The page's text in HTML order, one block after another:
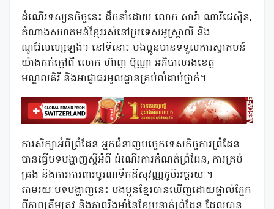
ដំណើរទស្សនកិច្ចនេះ ដឹកនាំដោយ លោក សារ៉ា ណារីជេស៉ិន,
តំណាងសហគមន៍ខ្មែររស់នៅប្រទេសអូស្ត្រាលី និង
ណូវែលហ្សេឡង់។ នៅទីនោះ បងប្អូនបានទទួលការស្វាគមន៍
យ៉ាងកក់ក្តៅពី លោក ហ៊ាញ ប៊ុណ្ណា អភិបាលរងខេត្ត
មណ្ឌលគិរី និងអាជ្ញាធរមូលដ្ឋានគ្រប់លំដាប់ថ្នាក់។
ការសិក្សាអំពីព្រំដែន អ្នកជំនាញបច្ចេកទេសកិច្ចការព្រំដែន
បានធ្វើបទបង្ហាញស្តីអំពី ដំណើរការកំណត់ព្រំដែន, ការគ្រប់
គ្រង និងការការពារបូរណទឹកដីសុវណ្ណភូមិអច្ឆរយៈ។
តាមរយៈបទបង្ហាញនេះ បងប្អូនខ្មែរបានឃើញដោយផ្ទាល់ភ្នែក